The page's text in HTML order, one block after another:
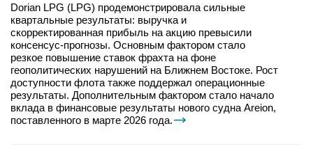
Dorian LPG (LPG) продемонстрировала сильные
квартальные результаты: выручка и
скорректированная прибыль на акцию превысили
консенсус-прогнозы. Основным фактором стало
резкое повышение ставок фрахта на фоне
геополитических нарушений на Ближнем Востоке. Рост
доступности флота также поддержал операционные
результаты. Дополнительным фактором стало начало
вклада в финансовые результаты нового судна Areion,
поставленного в марте 2026 года.